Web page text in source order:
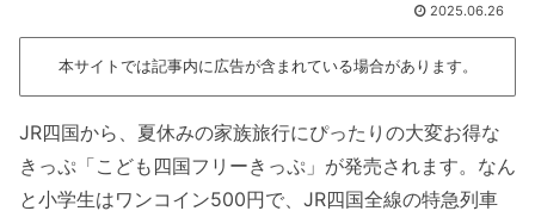
2025.06.26
本サイトでは記事内に広告が含まれている場合があります。
JR四国から、夏休みの家族旅行にぴったりの大変お得な
きっぷ「こども四国フリーきっぷ」が発売されます。なん
と小学生はワンコイン500円で、JR四国全線の特急列車